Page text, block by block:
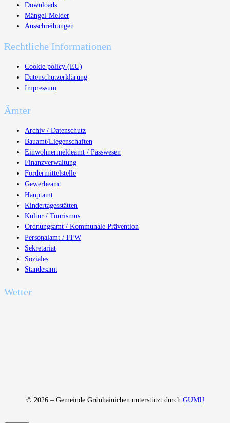
Downloads
Mängel-Melder
Ausschreibungen
Rechtliche Informationen
Cookie policy (EU)
Datenschutzerklärung
Impressum
Ämter
Archiv / Datenschutz
Bauamt/Liegenschaften
Einwohnermeldeamt / Passwesen
Finanzverwaltung
Fördermittelstelle
Gewerbeamt
Hauptamt
Kindertagesstätten
Kultur / Tourismus
Ordnungsamt / Kommunale Prävention
Personalamt / FFW
Sekretariat
Soziales
Standesamt
Wetter
© 2026 – Gemeinde Grünhainichen unterstützt durch GUMU